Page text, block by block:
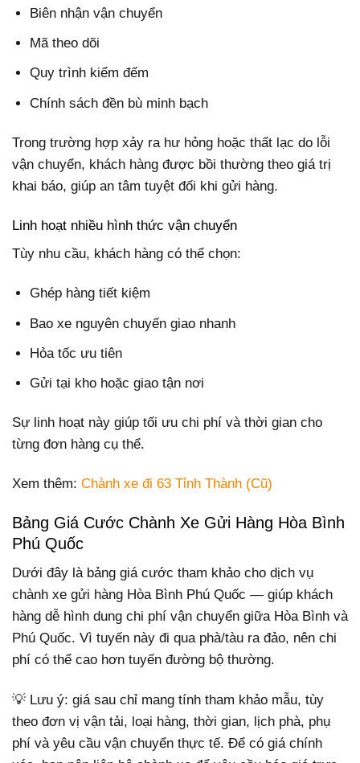
Biên nhận vận chuyển
Mã theo dõi
Quy trình kiểm đếm
Chính sách đền bù minh bạch
Trong trường hợp xảy ra hư hỏng hoặc thất lạc do lỗi
vận chuyển, khách hàng được bồi thường theo giá trị
khai báo, giúp an tâm tuyệt đối khi gửi hàng.
Linh hoạt nhiều hình thức vận chuyển
Tùy nhu cầu, khách hàng có thể chọn:
Ghép hàng tiết kiệm
Bao xe nguyên chuyến giao nhanh
Hỏa tốc ưu tiên
Gửi tại kho hoặc giao tận nơi
Sự linh hoạt này giúp tối ưu chi phí và thời gian cho
từng đơn hàng cụ thể.
Xem thêm: Chành xe đi 63 Tỉnh Thành (Cũ)
Bảng Giá Cước Chành Xe Gửi Hàng Hòa Bình
Phú Quốc
Dưới đây là bảng giá cước tham khảo cho dịch vụ
chành xe gửi hàng Hòa Bình Phú Quốc — giúp khách
hàng dễ hình dung chi phí vận chuyển giữa Hòa Bình và
Phú Quốc. Vì tuyến này đi qua phà/tàu ra đảo, nên chi
phí có thể cao hơn tuyến đường bộ thường.
💡 Lưu ý: giá sau chỉ mang tính tham khảo mẫu, tùy
theo đơn vị vận tải, loại hàng, thời gian, lịch phà, phụ
phí và yêu cầu vận chuyển thực tế. Để có giá chính